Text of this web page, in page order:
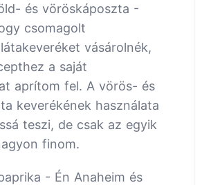
és vöröskáposzta -
csomagolt
vásárolnék,
a saját
aprítom fel. A vörös- és
keverékének használata
teszi, de csak az egyik
finom.
- Én Anaheim és